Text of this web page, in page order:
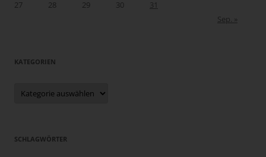
27
28 29 30
31
Sep. »
KATEGORIEN
SCHLAGWÖRTER